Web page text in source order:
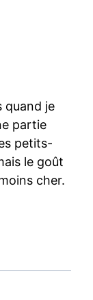
quand je
partie
petits-
le goût
cher.